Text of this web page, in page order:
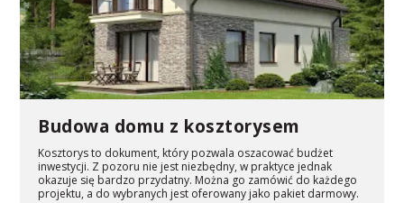
Budowa domu z kosztorysem
Kosztorys to dokument, który pozwala oszacować budżet
inwestycji. Z pozoru nie jest niezbędny, w praktyce jednak
okazuje się bardzo przydatny. Można go zamówić do każdego
projektu, a do wybranych jest oferowany jako pakiet darmowy.